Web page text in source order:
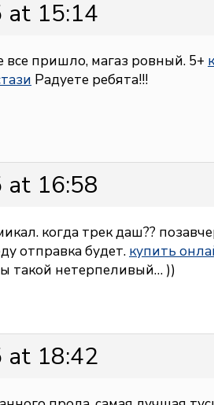
at 15:14
все пришло, магаз ровный. 5+
Радуете ребята!!!
at 16:58
когда трек даш??
отправка будет. купить
такой нетерпеливый… ))
at 18:42